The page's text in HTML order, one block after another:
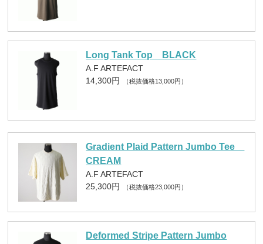
Long Tank Top BLACK
A.F ARTEFACT
14,300円
（税抜価格13,000円）
Gradient Plaid Pattern Jumbo Tee
CREAM
A.F ARTEFACT
25,300円
（税抜価格23,000円）
Deformed Stripe Pattern Jumbo